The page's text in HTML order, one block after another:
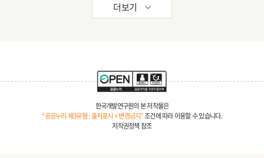
더보기
한국개발연구원의 본 저작물은
“공공누리 제3유형 : 출처표시 + 변경금지”조건에 따라 이용할 수 있습니다.
저작권정책 참조